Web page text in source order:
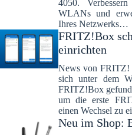
4050.
WLANs und
Ihres Netzwerks…
FRITZ!Box
einrichten
News von FRITZ!
sich unter dem
FRITZ!Box
um die erste
einen Wechsel zu
Neu im Shop: